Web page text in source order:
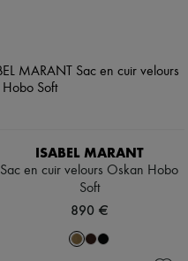
ISABEL MARANT
Sac en cuir velours Oskan Hobo
Soft
890 €